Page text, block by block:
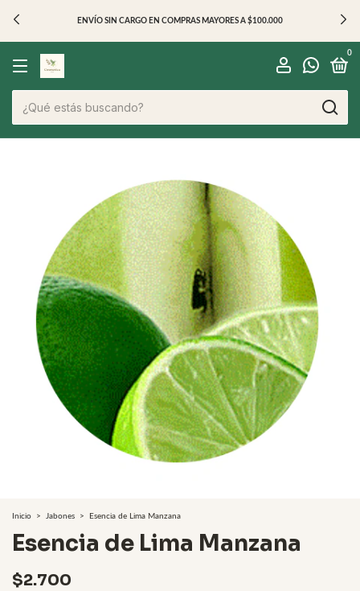
ENVÍO SIN CARGO EN COMPRAS MAYORES A $100.000
0
Inicio > Jabones > Esencia de Lima Manzana
Esencia de Lima Manzana
$2.700